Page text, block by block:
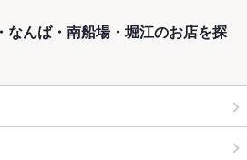
なんば・南船場・堀江のお店を探